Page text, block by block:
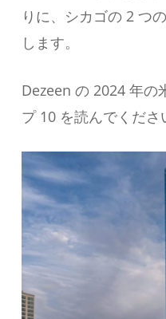
りに、シカゴの 2 つ
します。
Dezeen の 2024 年の
プ 10 を読んでくださ